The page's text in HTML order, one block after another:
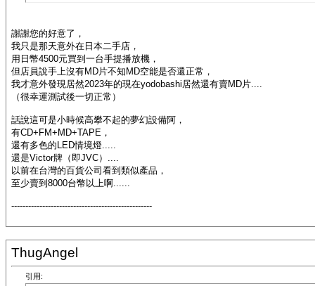
謝謝您的好意了，
我只是那天意外在日本二手店，
用日幣4500元買到一台手提播放機，
但店員說手上沒有MD片不知MD空能是否還正常，
我才意外發現居然2023年的現在yodobashi居然還有賣MD片....
（很幸運測試後一切正常）
話說這可是小時候高攀不起的夢幻設備阿，
有CD+FM+MD+TAPE，
還有多色的LED情境燈.....
還是Victor牌（即JVC）....
以前在台灣的百貨公司看到類似產品，
至少賣到8000台幣以上啊......
--------------------------------------------------
ThugAngel
引用: